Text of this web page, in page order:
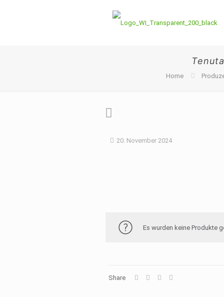
Home
20. November 2024
Es wurden keine Produkte
Share